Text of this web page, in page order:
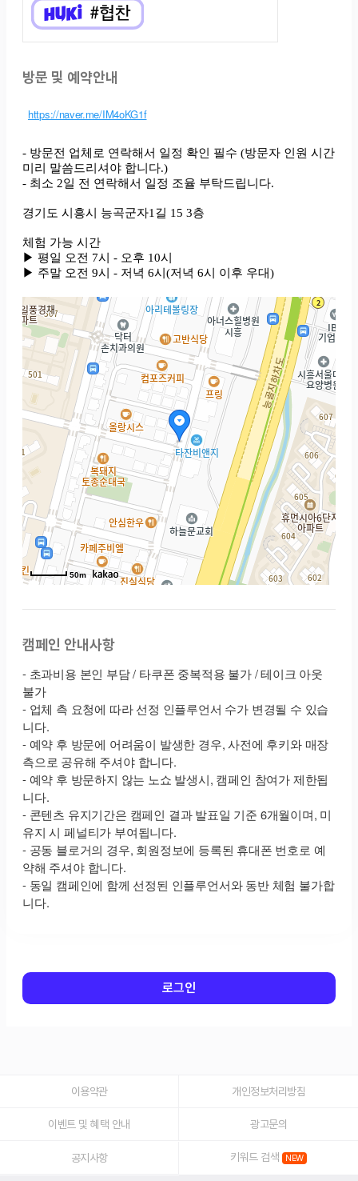
방문 및 예약안내
50m
캠페인 안내사항
로그인
이용약관 개인정보처리방침
이벤트 및 혜택 안내 광고문의
공지사항 키워드 검색